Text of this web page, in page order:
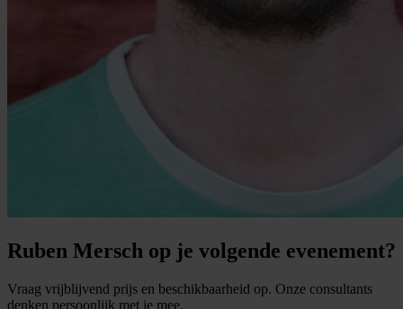
Ruben Mersch op je volgende evenement?
Vraag vrijblijvend prijs en beschikbaarheid op. Onze consultants
denken persoonlijk met je mee.